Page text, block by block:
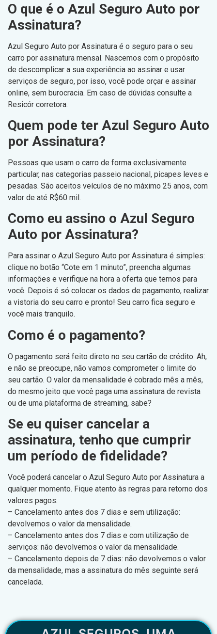
O que é o Azul Seguro Auto por
Assinatura?
Azul Seguro Auto por Assinatura é o seguro para o seu
carro por assinatura mensal. Nascemos com o propósito
de descomplicar a sua experiência ao assinar e usar
serviços de seguro, por isso, você pode orçar e assinar
online, sem burocracia. Em caso de dúvidas consulte a
Resicór corretora.
Quem pode ter Azul Seguro Auto
por Assinatura?
Pessoas que usam o carro de forma exclusivamente
particular, nas categorias passeio nacional, picapes leves e
pesadas. São aceitos veículos de no máximo 25 anos, com
valor de até R$60 mil.
Como eu assino o Azul Seguro
Auto por Assinatura?
Para assinar o Azul Seguro Auto por Assinatura é simples:
clique no botão “Cote em 1 minuto”, preencha algumas
informações e verifique na hora a oferta que temos para
você. Depois é só colocar os dados de pagamento, realizar
a vistoria do seu carro e pronto! Seu carro fica seguro e
você mais tranquilo.
Como é o pagamento?
O pagamento será feito direto no seu cartão de crédito. Ah,
e não se preocupe, não vamos comprometer o limite do
seu cartão. O valor da mensalidade é cobrado mês a mês,
do mesmo jeito que você paga uma assinatura de revista
ou de uma plataforma de streaming, sabe?
Se eu quiser cancelar a
assinatura, tenho que cumprir
um período de fidelidade?
Você poderá cancelar o Azul Seguro Auto por Assinatura a
qualquer momento. Fique atento às regras para retorno dos
valores pagos:
– Cancelamento antes dos 7 dias e sem utilização:
devolvemos o valor da mensalidade.
– Cancelamento antes dos 7 dias e com utilização de
serviços: não devolvemos o valor da mensalidade.
– Cancelamento depois de 7 dias: não devolvemos o valor
da mensalidade, mas a assinatura do mês seguinte será
cancelada.